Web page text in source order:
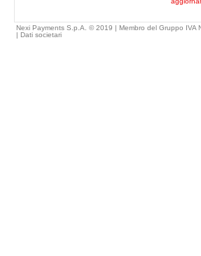
Nexi Payments S.p.A. © 2019 | Membro del Gruppo IVA
| Dati societari